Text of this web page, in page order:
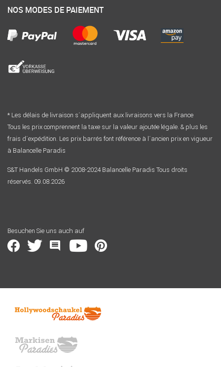
NOS MODES DE PAIEMENT
* Les délais de livraison s´appliquent aux livraisons vers la France
Tous les prix comprennent la taxe sur la valeur ajoutée légale. & plus les
frais d´expédition. Les prix barrés font référence à l´ancien prix en vigueur
à Balancelle Paradis
S&T Handels GmbH © 2008-2024 Balancelle Paradis Tous droits
réservés. 09.08.2026
Besuchen Sie uns auch auf